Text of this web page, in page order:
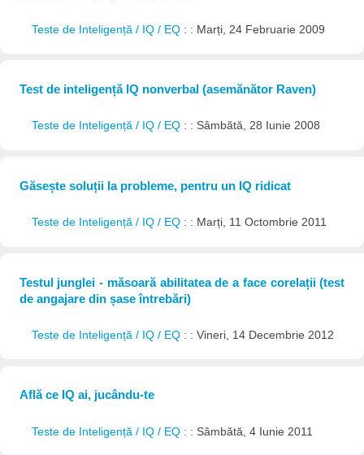
Teste de Inteligență / IQ / EQ : : Marți, 24 Februarie 2009
Test de inteligență IQ nonverbal (asemănător Raven)
Teste de Inteligență / IQ / EQ : : Sâmbătă, 28 Iunie 2008
Găsește soluții la probleme, pentru un IQ ridicat
Teste de Inteligență / IQ / EQ : : Marți, 11 Octombrie 2011
Testul junglei - măsoară abilitatea de a face corelații (test
de angajare din șase întrebări)
Teste de Inteligență / IQ / EQ : : Vineri, 14 Decembrie 2012
Află ce IQ ai, jucându-te
Teste de Inteligență / IQ / EQ : : Sâmbătă, 4 Iunie 2011